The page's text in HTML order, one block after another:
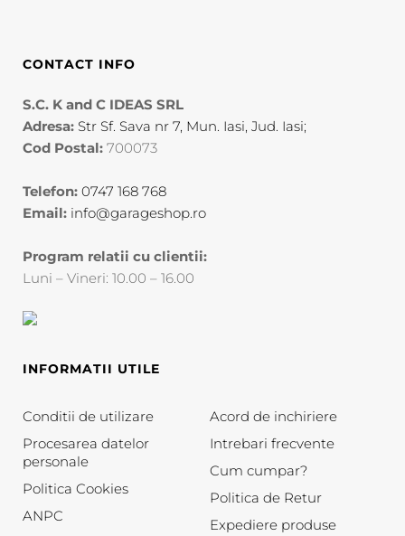
CONTACT INFO
S.C. K and C IDEAS SRL
Adresa: Str Sf. Sava nr 7, Mun. Iasi, Jud. Iasi;
Cod Postal: 700073
Telefon: 0747 168 768
Email: info@garageshop.ro
Program relatii cu clientii:
Luni – Vineri: 10.00 – 16.00
INFORMATII UTILE
Conditii de utilizare
Procesarea datelor
personale
Politica Cookies
ANPC
Acord de inchiriere
Intrebari frecvente
Cum cumpar?
Politica de Retur
Expediere produse